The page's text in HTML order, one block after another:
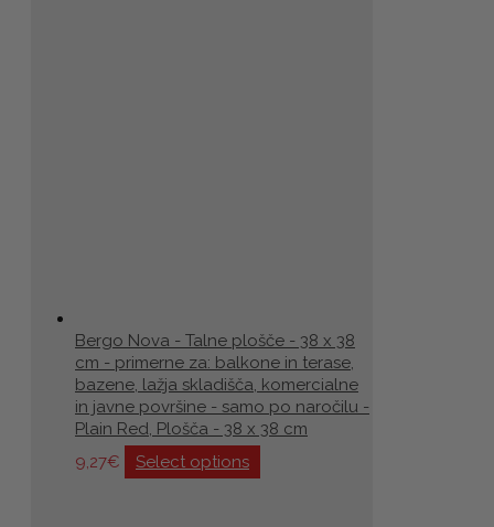
Bergo Nova - Talne plošče - 38 x 38
cm - primerne za: balkone in terase,
bazene, lažja skladišča, komercialne
in javne površine - samo po naročilu -
Plain Red, Plošča - 38 x 38 cm
9,27€ Select options